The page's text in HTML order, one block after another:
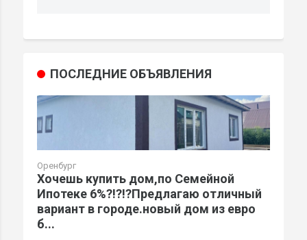
ПОСЛЕДНИЕ ОБЪЯВЛЕНИЯ
Оренбург
Хочешь купить дом,по Семейной
Ипотеке 6%?!?!?Предлагаю отличный
вариант в городе.новый дом из евро
б...